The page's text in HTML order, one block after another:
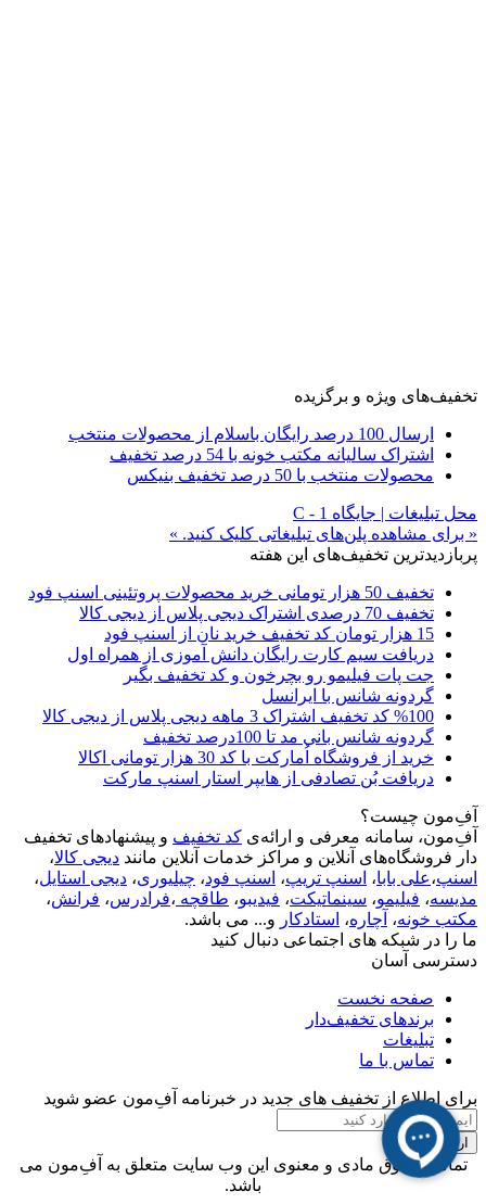
تخفیف‌های ویژه و برگزیده
ارسال 100 درصد رایگان باسلام از محصولات منتخب
اشتراک سالیانه مکتب خونه با 54 درصد تخفیف
محصولات منتخب با 50 درصد تخفیف بنیکس
محل تبلیغات | جایگاه C - 1
« برای مشاهده پلن‌های تبلیغاتی کلیک کنید. »
پربازدیدترین تخفیف‌های این هفته
تخفیف 50 هزار تومانی خرید محصولات پروتئینی اسنپ فود
تخفیف 70 درصدی اشتراک دیجی پلاس از دیجی کالا
15 هزار تومان کد تخفیف خرید نان از اسنپ فود
دریافت سیم کارت رایگان دانش آموزی از همراه اول
جت پات فیلیمو رو بچرخون و کد تخفیف بگیر
گردونه شانس با ایرانسل
%100 کد تخفیف اشتراک 3 ماهه دیجی پلاس از دیجی کالا
گردونه شانس بانی مد تا 100درصد تخفیف
خرید از فروشگاه اُمارکت با کد 30 هزار تومانی اکالا
دریافت بُن تصادفی از هایپر استار اسنپ مارکت
آفِ‌مون چیست؟
آفِ‌مون، سامانه معرفی و ارائه‌ی کد تخفیف و پیشنهادهای تخفیف
دار فروشگاه‌های آنلاین و مراکز خدمات آنلاین مانند دیجی کالا،
اسنپ،علی بابا، اسنپ تریپ، اسنپ فود، چیلیوری، دیجی استایل،
مدیسه، فیلیمو، سینماتیکت، فیدیبو، طاقچه ،فرادرس، فرانش،
مکتب خونه، آچاره، استادکار و... می باشد.
ما را در شبکه های اجتماعی دنبال کنید
دسترسی آسان
صفحه نخست
برندهای تخفیف‌دار
تبلیغات
تماس با ما
برای اطلاع از تخفیف های جدید در خبرنامه آفِ‌مون عضو شوید
ارسال
تمامی حقوق مادی و معنوی این وب سایت متعلق به آفِ‌مون می
باشد.